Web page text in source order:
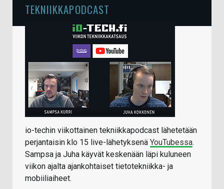
TEKNIIKKAPODCAST
io-techin viikottainen tekniikkapodcast lähetetään
perjantaisin klo 15 live-lähetyksenä YouTubessa.
Sampsa ja Juha käyvät keskenään läpi kuluneen
viikon ajalta ajankohtaiset tietotekniikka- ja
mobiiliaiheet.